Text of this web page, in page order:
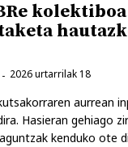
2026 urtarrilak 18
aurrean
Hasieran gehiago
kenduko ote